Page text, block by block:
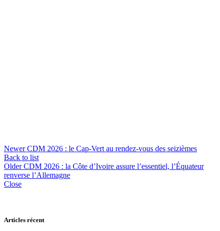
Newer CDM 2026 : le Cap-Vert au rendez-vous des seizièmes
Back to list
Older CDM 2026 : la Côte d’Ivoire assure l’essentiel, l’Équateur
renverse l’Allemagne
Close
Articles récent